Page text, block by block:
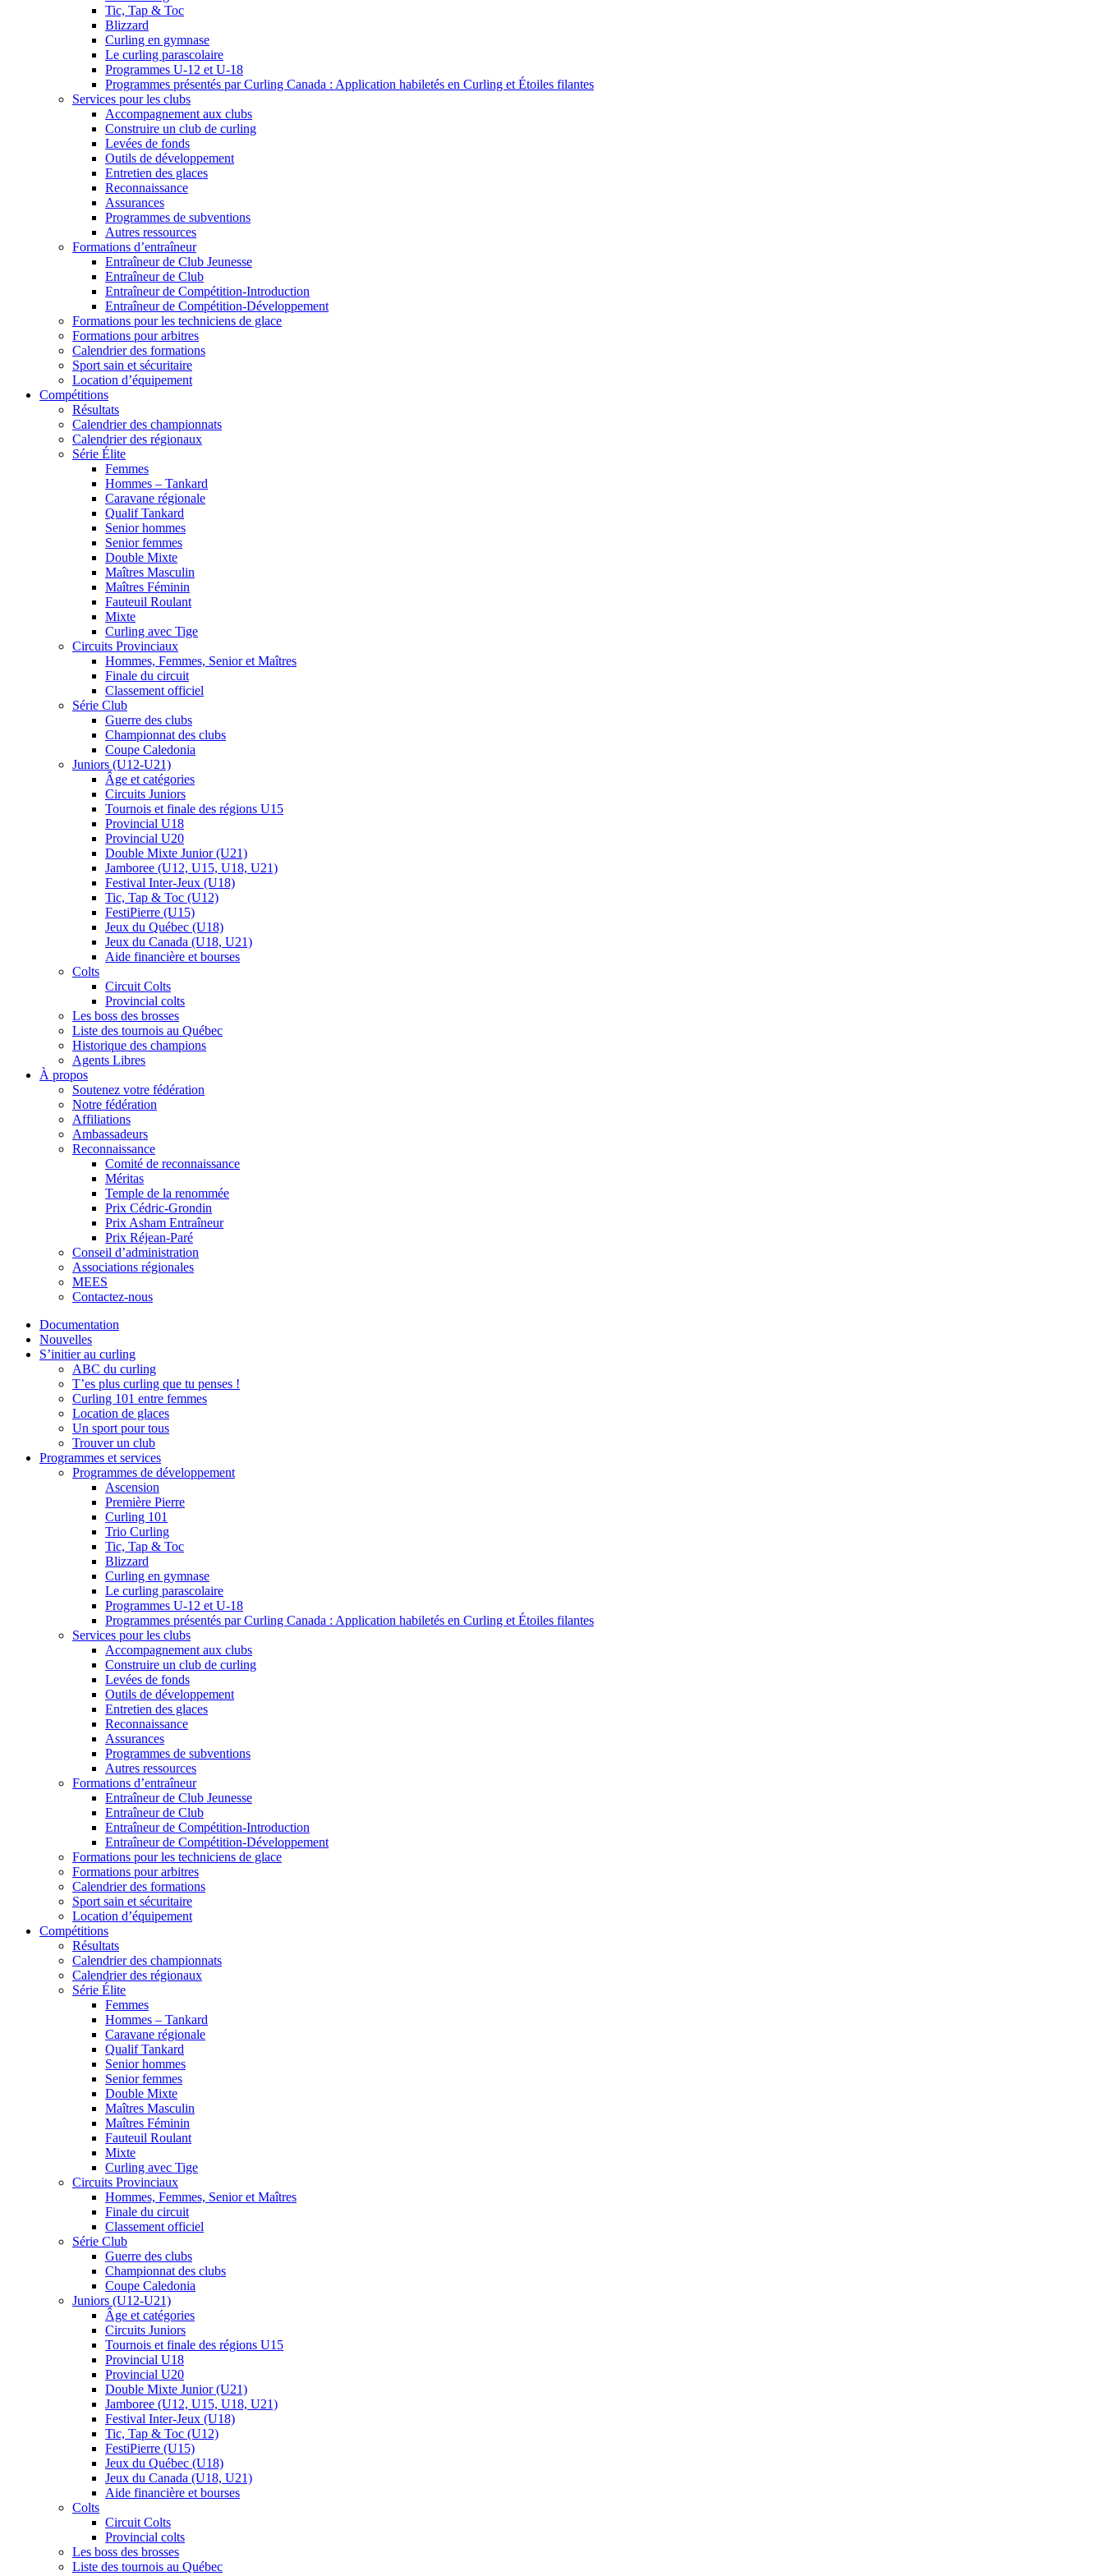
Tic, Tap & Toc
Blizzard
Curling en gymnase
Le curling parascolaire
Programmes U-12 et U-18
Programmes présentés par Curling Canada : Application habiletés en Curling et Étoiles filantes
Services pour les clubs
Accompagnement aux clubs
Construire un club de curling
Levées de fonds
Outils de développement
Entretien des glaces
Reconnaissance
Assurances
Programmes de subventions
Autres ressources
Formations d’entraîneur
Entraîneur de Club Jeunesse
Entraîneur de Club
Entraîneur de Compétition-Introduction
Entraîneur de Compétition-Développement
Formations pour les techniciens de glace
Formations pour arbitres
Calendrier des formations
Sport sain et sécuritaire
Location d’équipement
Compétitions
Résultats
Calendrier des championnats
Calendrier des régionaux
Série Élite
Femmes
Hommes – Tankard
Caravane régionale
Qualif Tankard
Senior hommes
Senior femmes
Double Mixte
Maîtres Masculin
Maîtres Féminin
Fauteuil Roulant
Mixte
Curling avec Tige
Circuits Provinciaux
Hommes, Femmes, Senior et Maîtres
Finale du circuit
Classement officiel
Série Club
Guerre des clubs
Championnat des clubs
Coupe Caledonia
Juniors (U12-U21)
Âge et catégories
Circuits Juniors
Tournois et finale des régions U15
Provincial U18
Provincial U20
Double Mixte Junior (U21)
Jamboree (U12, U15, U18, U21)
Festival Inter-Jeux (U18)
Tic, Tap & Toc (U12)
FestiPierre (U15)
Jeux du Québec (U18)
Jeux du Canada (U18, U21)
Aide financière et bourses
Colts
Circuit Colts
Provincial colts
Les boss des brosses
Liste des tournois au Québec
Historique des champions
Agents Libres
À propos
Soutenez votre fédération
Notre fédération
Affiliations
Ambassadeurs
Reconnaissance
Comité de reconnaissance
Méritas
Temple de la renommée
Prix Cédric-Grondin
Prix Asham Entraîneur
Prix Réjean-Paré
Conseil d’administration
Associations régionales
MEES
Contactez-nous
Documentation
Nouvelles
S’initier au curling
ABC du curling
T’es plus curling que tu penses !
Curling 101 entre femmes
Location de glaces
Un sport pour tous
Trouver un club
Programmes et services
Programmes de développement
Ascension
Première Pierre
Curling 101
Trio Curling
Tic, Tap & Toc
Blizzard
Curling en gymnase
Le curling parascolaire
Programmes U-12 et U-18
Programmes présentés par Curling Canada : Application habiletés en Curling et Étoiles filantes
Services pour les clubs
Accompagnement aux clubs
Construire un club de curling
Levées de fonds
Outils de développement
Entretien des glaces
Reconnaissance
Assurances
Programmes de subventions
Autres ressources
Formations d’entraîneur
Entraîneur de Club Jeunesse
Entraîneur de Club
Entraîneur de Compétition-Introduction
Entraîneur de Compétition-Développement
Formations pour les techniciens de glace
Formations pour arbitres
Calendrier des formations
Sport sain et sécuritaire
Location d’équipement
Compétitions
Résultats
Calendrier des championnats
Calendrier des régionaux
Série Élite
Femmes
Hommes – Tankard
Caravane régionale
Qualif Tankard
Senior hommes
Senior femmes
Double Mixte
Maîtres Masculin
Maîtres Féminin
Fauteuil Roulant
Mixte
Curling avec Tige
Circuits Provinciaux
Hommes, Femmes, Senior et Maîtres
Finale du circuit
Classement officiel
Série Club
Guerre des clubs
Championnat des clubs
Coupe Caledonia
Juniors (U12-U21)
Âge et catégories
Circuits Juniors
Tournois et finale des régions U15
Provincial U18
Provincial U20
Double Mixte Junior (U21)
Jamboree (U12, U15, U18, U21)
Festival Inter-Jeux (U18)
Tic, Tap & Toc (U12)
FestiPierre (U15)
Jeux du Québec (U18)
Jeux du Canada (U18, U21)
Aide financière et bourses
Colts
Circuit Colts
Provincial colts
Les boss des brosses
Liste des tournois au Québec